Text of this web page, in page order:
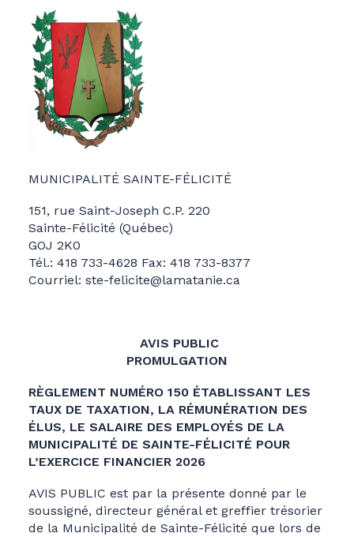
ACTUALITÉS
CONTACT
MUNICIPALITÉ SAINTE-FÉLICITÉ
151, rue Saint-Joseph C.P. 220
Sainte-Félicité (Québec)
GOJ 2K0
Tél.: 418 733-4628 Fax: 418 733-8377
Courriel: ste-felicite@lamatanie.ca
AVIS PUBLIC
PROMULGATION
RÈGLEMENT NUMÉRO 150 ÉTABLISSANT LES
TAUX DE TAXATION, LA RÉMUNÉRATION DES
ÉLUS, LE SALAIRE DES EMPLOYÉS DE LA
MUNICIPALITÉ DE SAINTE-FÉLICITÉ POUR
L’EXERCICE FINANCIER 2026
AVIS PUBLIC est par la présente donné par le
soussigné, directeur général et greffier trésorier
de la Municipalité de Sainte-Félicité que lors de